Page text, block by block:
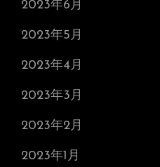
2023年6月
2023年5月
2023年4月
2023年3月
2023年2月
2023年1月